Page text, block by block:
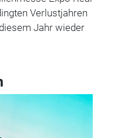
Verlustjahren
Jahr wieder